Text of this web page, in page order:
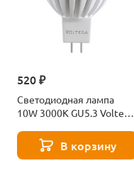
520 ₽
Светодиодная лампа
10W 3000K GU5.3 Voltega
В корзину